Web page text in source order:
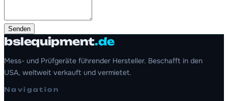
Senden
bslequipment.de
Mess- und Prüfgeräte führender Hersteller. Beschafft in den
USA, weltweit verkauft und vermietet.
Navigation